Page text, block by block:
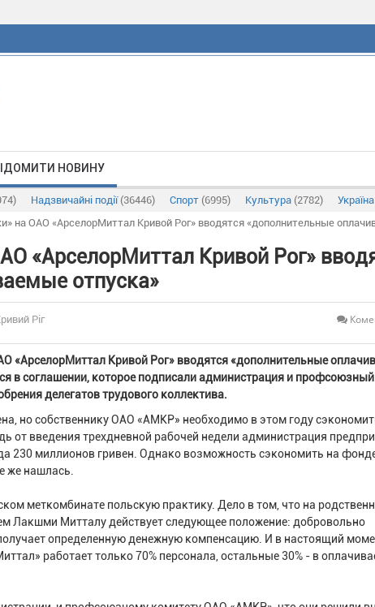
НОВИНУ
Надзвичайні події (36446) Спорт (6995) Культура (2782) Україна
на ОАО «АрселорМиттал Кривой Рог» вводятся «дополнительные
«АрселорМиттал Кривой Рог»
отпуска»
Ріг
«АрселорМиттал Кривой Рог» вводятся «дополнительные
в соглашении, которое подписали администрация и профсоюзный
делегатов трудового коллектива.
но собственнику ОАО «АМКР» необходимо в этом году
от введения трехдневной рабочей недели администрация
230 миллионов гривен. Однако возможность сэкономить на
же нашлась.
меткомбинате польскую практику. Дело в том, что на
Лакшми Митталу действует следующее положение: добровольно
определенную денежную компенсацию. И в настоящий
работает только 70% персонала, остальные 30% - в